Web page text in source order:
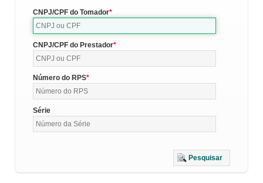
CNPJ/CPF do Tomador
CNPJ/CPF do Prestador
Número do RPS
Série
Pesquisar